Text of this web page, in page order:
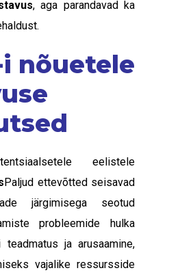
, aga parandavad ka
i nõuetele
eelistele
Paljud ettevõtted seisavad
järgimisega seotud
probleemide hulka
teadmatus ja arusaamine,
vajalike ressursside